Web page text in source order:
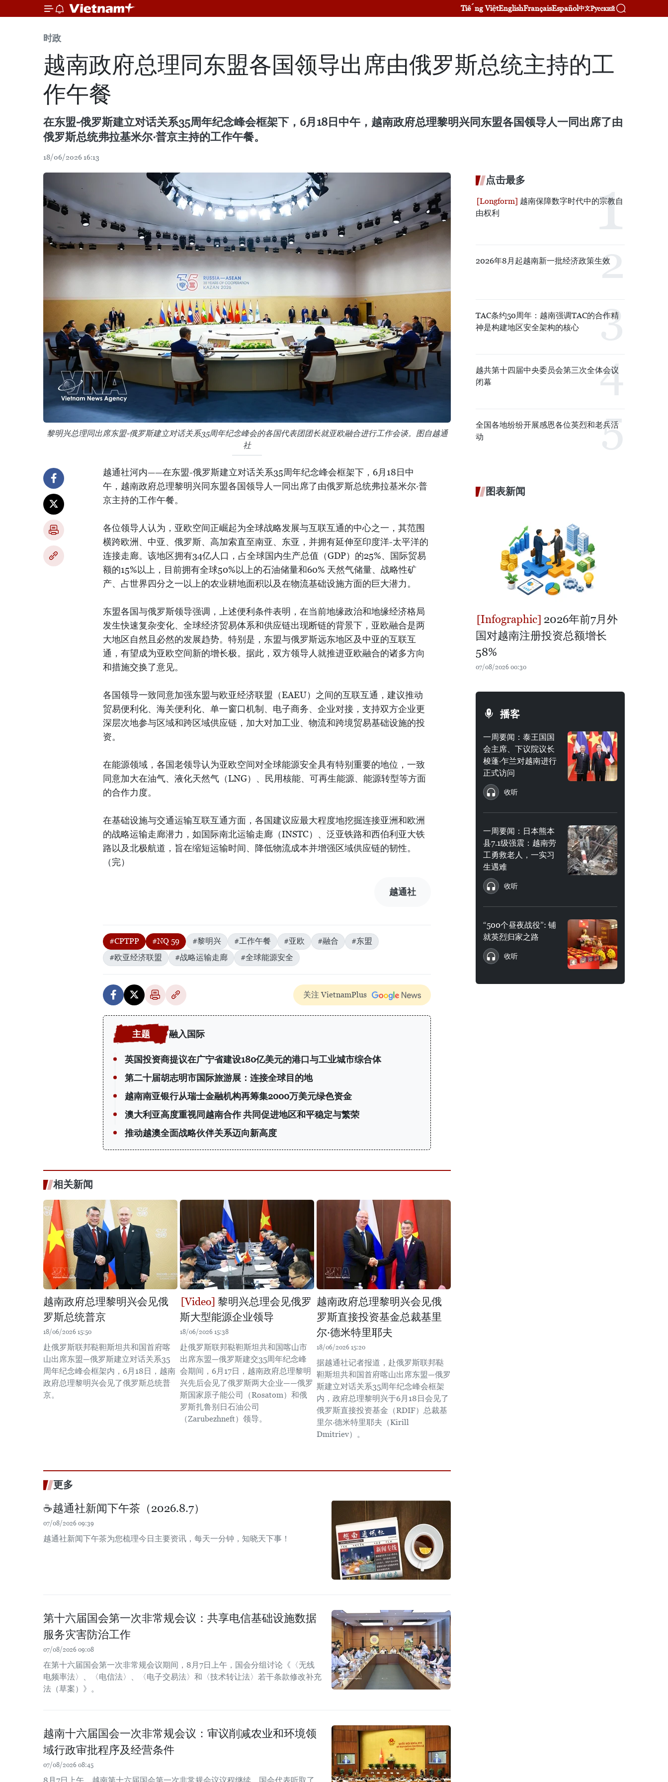
Tiếng ViệtEnglishFrançaisEspañol中文Русский
时政
越南政府总理同东盟各国领导出席由俄罗斯总统主持的工
作午餐
在东盟-俄罗斯建立对话关系35周年纪念峰会框架下，6月18日中午，越南政府总理黎明兴同东盟各国领导人一同出席了由
俄罗斯总统弗拉基米尔·普京主持的工作午餐。
18/06/2026 16:13
黎明兴总理同出席东盟-俄罗斯建立对话关系35周年纪念峰会的各国代表团团长就亚欧融合进行工作会谈。图自越通
社
越通社河内——在东盟-俄罗斯建立对话关系35周年纪念峰会框架下，6月18日中
午，越南政府总理黎明兴同东盟各国领导人一同出席了由俄罗斯总统弗拉基米尔·普
京主持的工作午餐。
各位领导人认为，亚欧空间正崛起为全球战略发展与互联互通的中心之一，其范围
横跨欧洲、中亚、俄罗斯、高加索直至南亚、东亚，并拥有延伸至印度洋-太平洋的
连接走廊。该地区拥有34亿人口，占全球国内生产总值（GDP）的25%、国际贸易
额的15%以上，目前拥有全球50%以上的石油储量和60% 天然气储量、战略性矿
产、占世界四分之一以上的农业耕地面积以及在物流基础设施方面的巨大潜力。
东盟各国与俄罗斯领导强调，上述便利条件表明，在当前地缘政治和地缘经济格局
发生快速复杂变化、全球经济贸易体系和供应链出现断链的背景下，亚欧融合是两
大地区自然且必然的发展趋势。特别是，东盟与俄罗斯远东地区及中亚的互联互
通，有望成为亚欧空间新的增长极。据此，双方领导人就推进亚欧融合的诸多方向
和措施交换了意见。
各国领导一致同意加强东盟与欧亚经济联盟（EAEU）之间的互联互通，建议推动
贸易便利化、海关便利化、单一窗口机制、电子商务、企业对接，支持双方企业更
深层次地参与区域和跨区域供应链，加大对加工业、物流和跨境贸易基础设施的投
资。
在能源领域，各国老领导认为亚欧空间对全球能源安全具有特别重要的地位，一致
同意加大在油气、液化天然气（LNG）、民用核能、可再生能源、能源转型等方面
的合作力度。
在基础设施与交通运输互联互通方面，各国建议应最大程度地挖掘连接亚洲和欧洲
的战略运输走廊潜力，如国际南北运输走廊（INSTC）、泛亚铁路和西伯利亚大铁
路以及北极航道，旨在缩短运输时间、降低物流成本并增强区域供应链的韧性。
（完）
越通社
#CPTPP #NQ 59 #黎明兴 #工作午餐 #亚欧 #融合
#东盟
#欧亚经济联盟
#战略运输走廊 #全球能源安全
关注 VietnamPlus
融入国际
英国投资商提议在广宁省建设180亿美元的港口与工业城市综合体
第二十届胡志明市国际旅游展：连接全球目的地
越南南亚银行从瑞士金融机构再筹集2000万美元绿色资金
澳大利亚高度重视同越南合作 共同促进地区和平稳定与繁荣
推动越澳全面战略伙伴关系迈向新高度
相关新闻
越南政府总理黎明兴会见俄
罗斯总统普京
18/06/2026 15:50
赴俄罗斯联邦鞑靼斯坦共和国首府喀
山出席东盟—俄罗斯建立对话关系35
周年纪念峰会框架内，6月18日，越南
政府总理黎明兴会见了俄罗斯总统普
京。
黎明兴总理会见俄罗
斯大型能源企业领导
18/06/2026 15:38
赴俄罗斯联邦鞑靼斯坦共和国喀山市
出席东盟—俄罗斯建交35周年纪念峰
会期间，6月17日，越南政府总理黎明
兴先后会见了俄罗斯两大企业——俄罗
斯国家原子能公司（Rosatom）和俄
罗斯扎鲁别日石油公司
（Zarubezhneft）领导。
越南政府总理黎明兴会见俄
罗斯直接投资基金总裁基里
尔·德米特里耶夫
18/06/2026 15:20
据越通社记者报道，赴俄罗斯联邦鞑
靼斯坦共和国首府喀山出席东盟—俄罗
斯建立对话关系35周年纪念峰会框架
内，政府总理黎明兴于6月18日会见了
俄罗斯直接投资基金（RDIF）总裁基
里尔·德米特里耶夫（Kirill
Dmitriev）。
更多
☕️越通社新闻下午茶（2026.8.7）
07/08/2026 09:39
越通社新闻下午茶为您梳理今日主要资讯，每天一分钟，知晓天下事！
第十六届国会第一次非常规会议：共享电信基础设施数据
服务灾害防治工作
07/08/2026 09:08
在第十六届国会第一次非常规会议期间，8月7日上午，国会分组讨论《〈无线
电频率法〉、〈电信法〉、〈电子交易法〉和〈技术转让法〉若干条款修改补充
法（草案）》。
越南十六届国会一次非常规会议：审议削减农业和环境领
域行政审批程序及经营条件
07/08/2026 08:45
点击最多
越南保障数字时代中的宗教自
由权利
2026年8月起越南新一批经济政策生效
TAC条约50周年：越南强调TAC的合作精
神是构建地区安全架构的核心
越共第十四届中央委员会第三次全体会议
闭幕
全国各地纷纷开展感恩各位英烈和老兵活
动
图表新闻
2026年前7月外
国对越南注册投资总额增长
58%
07/08/2026 00:30
播客
一周要闻：泰王国国
会主席、下议院议长
梭蓬·乍兰对越南进行
正式访问
收听
一周要闻：日本熊本
县7.1级强震：越南劳
工勇救老人，一实习
生遇难
收听
“500个昼夜战役”: 铺
就英烈归家之路
收听